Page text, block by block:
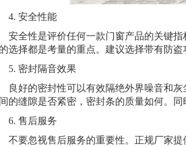
安全性能
全性是评价任何一款门窗产品的关键指
选择都是考量的重点。建议选择带有防
密封隔音效果
好的密封性可以有效隔绝外界噪音和灰
的缝隙是否紧密，密封条的质量如何。
售后服务
要忽视售后服务的重要性。正规厂家提